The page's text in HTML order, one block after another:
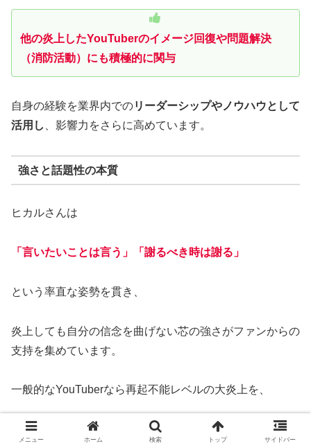
他の炎上したYouTuberのイメージ回復や問題解決
（消防活動）にも積極的に関与
自身の経験を業界内でのリーダーシップやノウハウとして
活用し
、影響力をさらに高めています。
強さと話題性の本質
ヒカルさんは
「言いたいことは言う」「謝るべき時は謝る」
という率直な姿勢を貫き、
炎上しても自分の信念を曲げない芯の強さがファンからの
支持を集めています。
一般的なYouTuberなら再起不能レベルの大炎上を、
逆に自身のブランド価値や話題性へと転換する戦略的思考
メニュー ホーム 検索 トップ サイドバー